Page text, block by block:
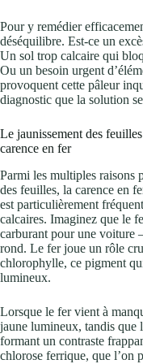
Pour y remédier
déséquilibre. Est-ce un
Un sol trop calcaire qui
Ou un besoin urgent
provoquent cette pâleur
diagnostic que la solution
Le jaunissement des
carence en fer
Parmi les multiples raisons
des feuilles, la carence en
est particulièrement
calcaires. Imaginez que le
carburant pour une voiture
rond. Le fer joue un rôle
chlorophylle, ce pigment
lumineux.
Lorsque le fer vient à
jaune lumineux, tandis que
formant un contraste
chlorose ferrique, que l’on